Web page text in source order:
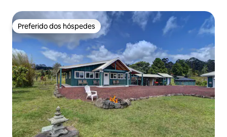
Preferido dos hóspedes
Preferido dos hóspedes